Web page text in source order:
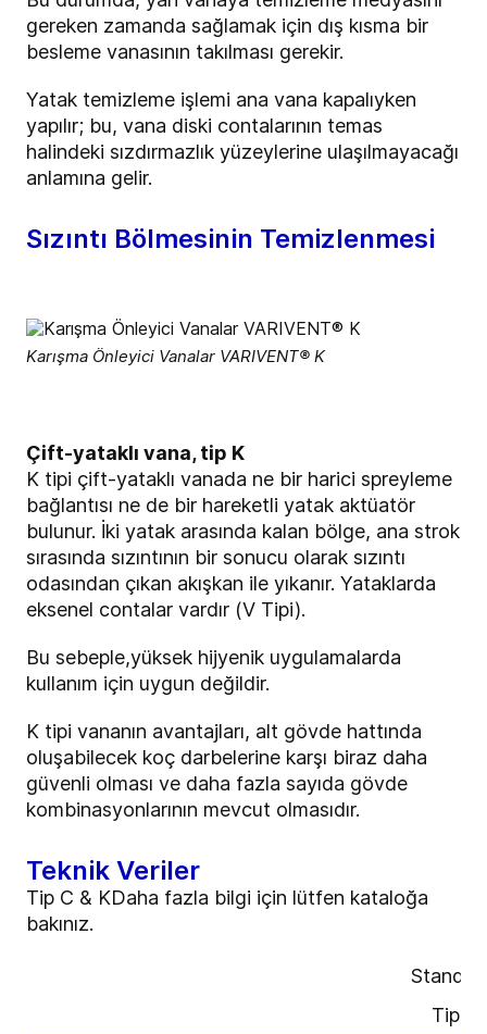
gereken zamanda sağlamak için dış kısma bir
besleme vanasının takılması gerekir.
Yatak temizleme işlemi ana vana kapalıyken
yapılır; bu, vana diski contalarının temas
halindeki sızdırmazlık yüzeylerine ulaşılmayacağı
anlamına gelir.
Sızıntı Bölmesinin Temizlenmesi
Karışma Önleyici Vanalar VARIVENT® K
Çift-yataklı vana, tip K
K tipi çift-yataklı vanada ne bir harici spreyleme
bağlantısı ne de bir hareketli yatak aktüatör
bulunur. İki yatak arasında kalan bölge, ana strok
sırasında sızıntının bir sonucu olarak sızıntı
odasından çıkan akışkan ile yıkanır. Yataklarda
eksenel contalar vardır (V Tipi).
Bu sebeple,yüksek hijyenik uygulamalarda
kullanım için uygun değildir.
K tipi vananın avantajları, alt gövde hattında
oluşabilecek koç darbelerine karşı biraz daha
güvenli olması ve daha fazla sayıda gövde
kombinasyonlarının mevcut olmasıdır.
Teknik Veriler
Tip C & KDaha fazla bilgi için lütfen kataloğa
bakınız.
Tip C